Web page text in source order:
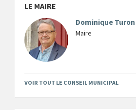
LE MAIRE
Dominique Turon
Maire
VOIR TOUT LE CONSEIL MUNICIPAL